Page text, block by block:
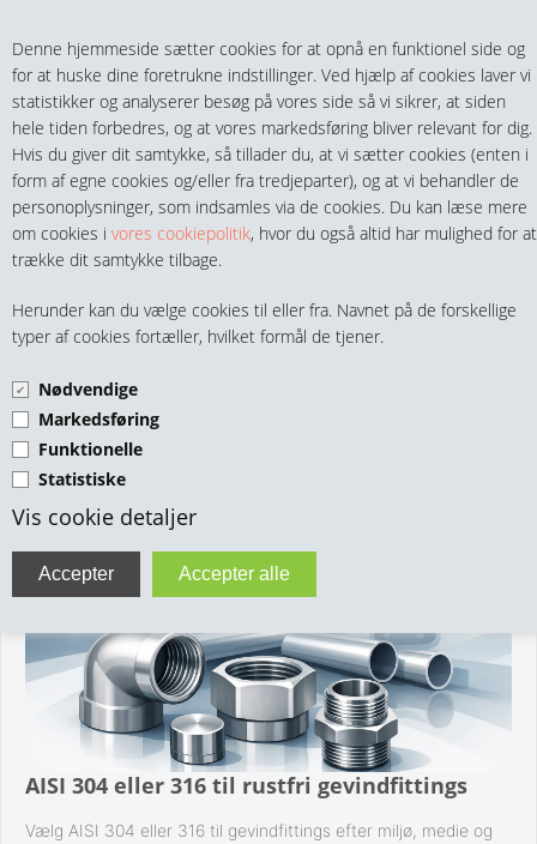
Denne hjemmeside sætter cookies for at opnå en funktionel side og
for at huske dine foretrukne indstillinger. Ved hjælp af cookies laver vi
statistikker og analyserer besøg på vores side så vi sikrer, at siden
hele tiden forbedres, og at vores markedsføring bliver relevant for dig.
Hvis du giver dit samtykke, så tillader du, at vi sætter cookies (enten i
form af egne cookies og/eller fra tredjeparter), og at vi behandler de
personoplysninger, som indsamles via de cookies. Du kan læse mere
om cookies i vores cookiepolitik, hvor du også altid har mulighed for at
trække dit samtykke tilbage.
Herunder kan du vælge cookies til eller fra. Navnet på de forskellige
typer af cookies fortæller, hvilket formål de tjener.
Nødvendige
Markedsføring
Funktionelle
Statistiske
Vis cookie detaljer
Teltech.dk 0 vare(r) i kurven
0,00 DKK
MENU
HANER & VENTILER
SLANGER, KOBLINGER & TILBEHØR
RØR & TILBEHØR
TEKNIK & AUTOMATIK
VA FITTINGS & VENTILER
VARME & TILBEHØR
ENTREPENØRARBEJDE- & UDSTYR
VÆRKTØJ
BOLTE & SKRUER MESSING
Speciel Møtrikker MS
Teltech.dk, Skovvejen 12, DK-4420 Regstrup, info@teltech.dk, CVR-
nr. 2776 9179 / SE-nr.3347 0762, Telf.: 9396 3212
AISI 304 eller 316 til rustfri gevindfittings
Vælg AISI 304 eller 316 til gevindfittings efter miljø, medie og